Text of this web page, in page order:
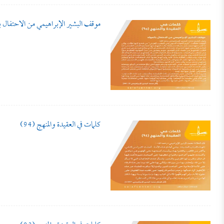
موقف البشير الإبراهيمي من الاحتفال
كلمات في العقيدة والمنهج (94)